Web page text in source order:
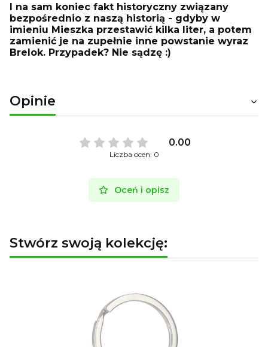
I na sam koniec fakt historyczny związany
bezpośrednio z naszą historią - gdyby w
imieniu Mieszka przestawić kilka liter, a potem
zamienić je na zupełnie inne powstanie wyraz
Brelok. Przypadek? Nie sądzę :)
Opinie
0.00
Liczba ocen: 0
Oceń i opisz
Stwórz swoją kolekcję: